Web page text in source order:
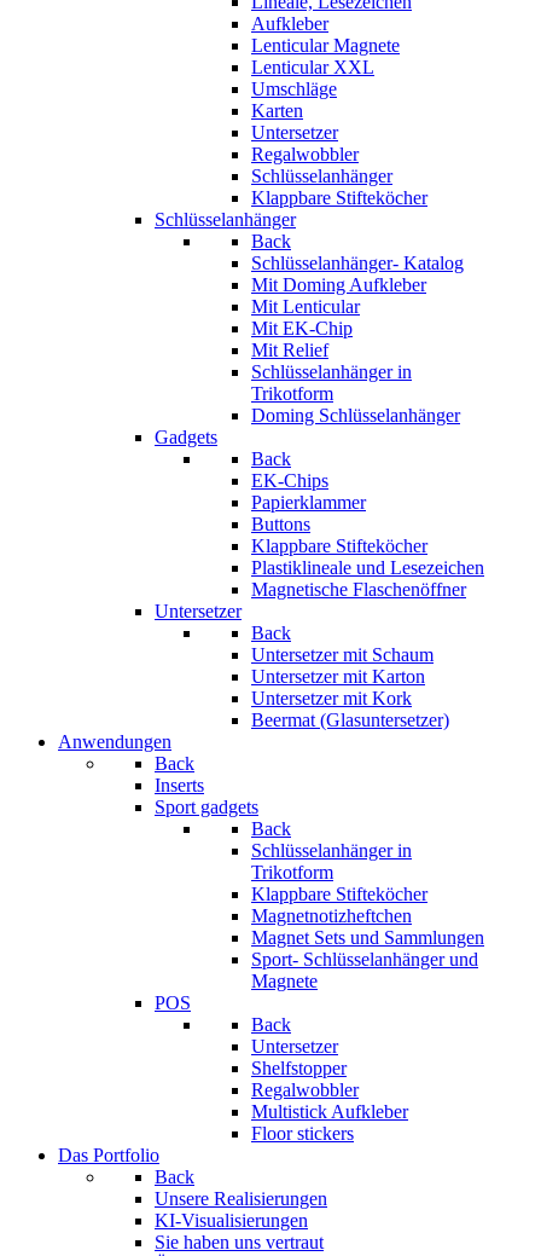
Aufkleber
Lenticular Magnete
Lenticular XXL
Umschläge
Karten
Untersetzer
Regalwobbler
Schlüsselanhänger
Klappbare Stifteköcher
Schlüsselanhänger
Back
Schlüsselanhänger- Katalog
Mit Doming Aufkleber
Mit Lenticular
Mit EK-Chip
Mit Relief
Schlüsselanhänger in
Trikotform
Doming Schlüsselanhänger
Gadgets
Back
EK-Chips
Papierklammer
Buttons
Klappbare Stifteköcher
Plastiklineale und Lesezeichen
Magnetische Flaschenöffner
Untersetzer
Back
Untersetzer mit Schaum
Untersetzer mit Karton
Untersetzer mit Kork
Beermat (Glasuntersetzer)
Anwendungen
Back
Inserts
Sport gadgets
Back
Schlüsselanhänger in
Trikotform
Klappbare Stifteköcher
Magnetnotizheftchen
Magnet Sets und Sammlungen
Sport- Schlüsselanhänger und
Magnete
POS
Back
Untersetzer
Shelfstopper
Regalwobbler
Multistick Aufkleber
Floor stickers
Das Portfolio
Back
Unsere Realisierungen
KI-Visualisierungen
Sie haben uns vertraut